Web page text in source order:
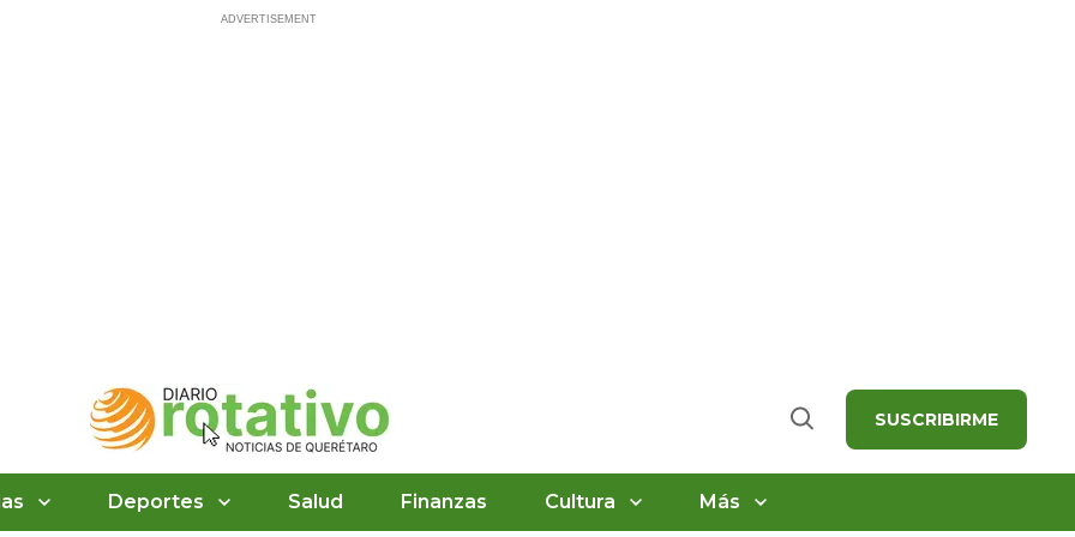
Buscar SUSCRIBIRME
Deportes Salud Finanzas Cultura Más